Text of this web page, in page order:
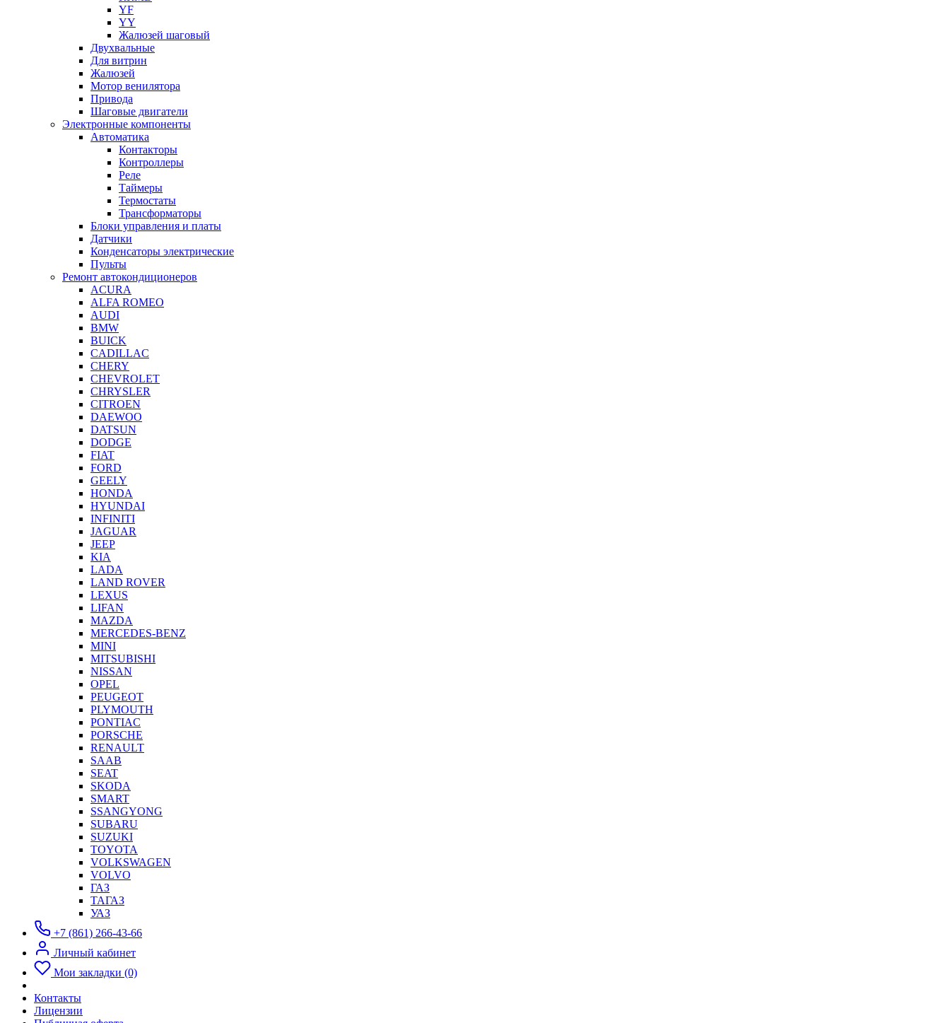
YF
YY
Жалюзей шаговый
Двухвальные
Для витрин
Жалюзей
Мотор венилятора
Привода
Шаговые двигатели
Электронные компоненты
Автоматика
Контакторы
Контроллеры
Реле
Таймеры
Термостаты
Трансформаторы
Блоки управления и платы
Датчики
Конденсаторы электрические
Пульты
Ремонт автокондиционеров
ACURA
ALFA ROMEO
AUDI
BMW
BUICK
CADILLAC
CHERY
CHEVROLET
CHRYSLER
CITROEN
DAEWOO
DATSUN
DODGE
FIAT
FORD
GEELY
HONDA
HYUNDAI
INFINITI
JAGUAR
JEEP
KIA
LADA
LAND ROVER
LEXUS
LIFAN
MAZDA
MERCEDES-BENZ
MINI
MITSUBISHI
NISSAN
OPEL
PEUGEOT
PLYMOUTH
PONTIAC
PORSCHE
RENAULT
SAAB
SEAT
SKODA
SMART
SSANGYONG
SUBARU
SUZUKI
TOYOTA
VOLKSWAGEN
VOLVO
ГАЗ
ТАГАЗ
УАЗ
+7 (861) 266-43-66
Личный кабинет
Мои закладки (0)
Контакты
Лицензии